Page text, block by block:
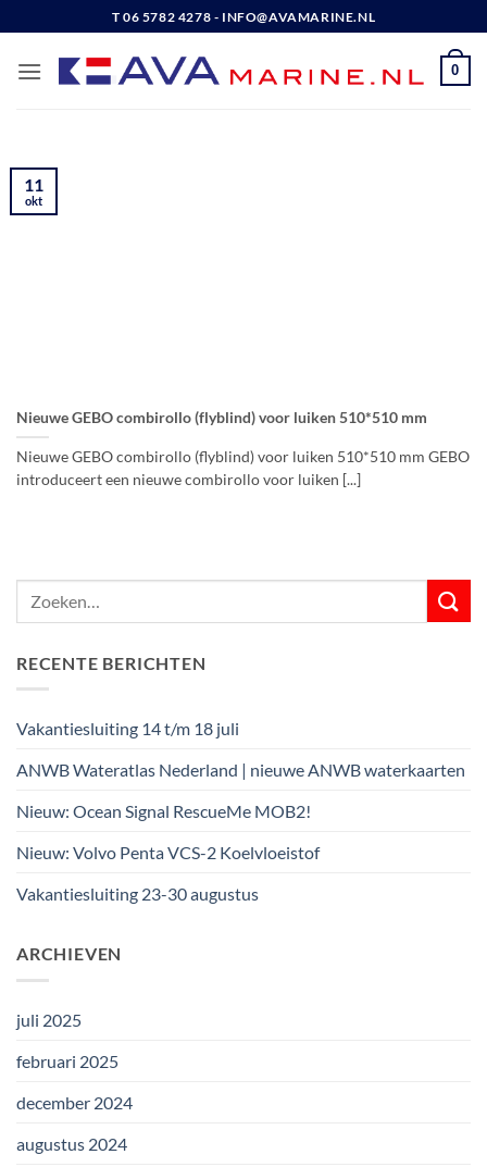
naar
inhoud
T 06 5782 4278 - INFO@AVAMARINE.NL
0
Nieuwe GEBO combirollo (flyblind) voor luiken 510*510 mm
Nieuwe GEBO combirollo (flyblind) voor luiken 510*510 mm GEBO
introduceert een nieuwe combirollo voor luiken [...]
11
okt
RECENTE BERICHTEN
Vakantiesluiting 14 t/m 18 juli
ANWB Wateratlas Nederland | nieuwe ANWB waterkaarten
Nieuw: Ocean Signal RescueMe MOB2!
Nieuw: Volvo Penta VCS-2 Koelvloeistof
Vakantiesluiting 23-30 augustus
ARCHIEVEN
juli 2025
februari 2025
december 2024
augustus 2024